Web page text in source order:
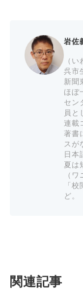
岩佐
（
呉市
新聞
ほぼ
セン
員と
連載
著書
スが
日本
夏は
（
「
ど。
関連記事